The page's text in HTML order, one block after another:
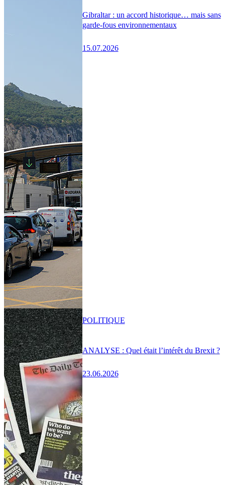
Gibraltar : un accord historique… mais sans
garde-fous environnementaux
15.07.2026
ANALYSE : Quel était l’intérêt du Brexit ?
23.06.2026
POLITIQUE